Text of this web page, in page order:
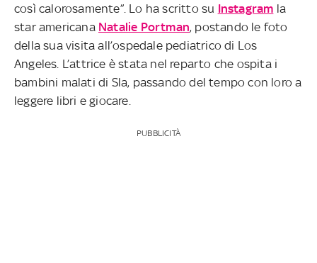
così calorosamente”. Lo ha scritto su Instagram la
star americana Natalie Portman, postando le foto
della sua visita all’ospedale pediatrico di Los
Angeles. L’attrice è stata nel reparto che ospita i
bambini malati di Sla, passando del tempo con loro a
leggere libri e giocare.
PUBBLICITÀ